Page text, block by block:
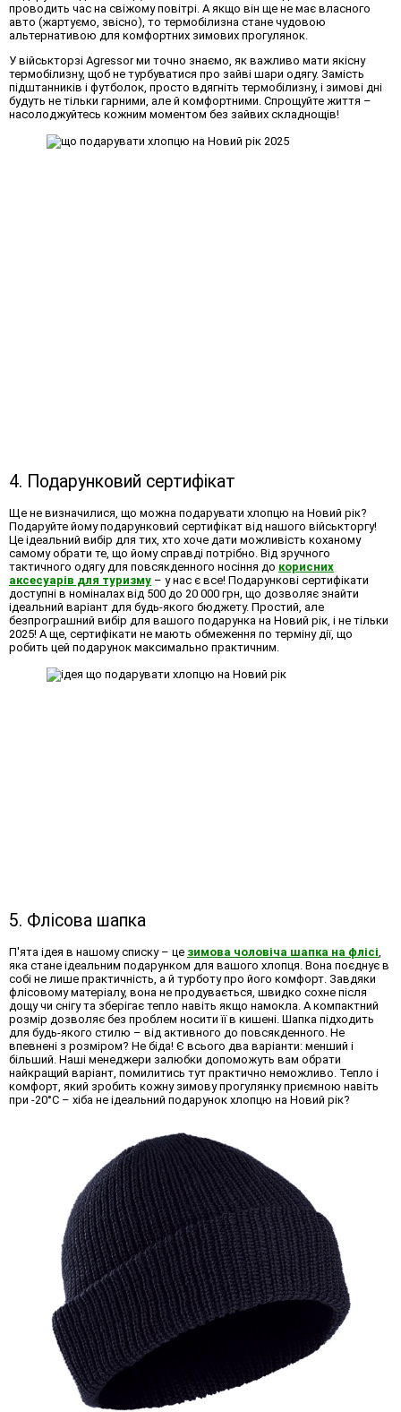
проводить час на свіжому повітрі. А якщо він ще не має власного
авто (жартуємо, звісно), то термобілизна стане чудовою
альтернативою для комфортних зимових прогулянок.
У військторзі Agressor ми точно знаємо, як важливо мати якісну
термобілизну, щоб не турбуватися про зайві шари одягу. Замість
підштанників і футболок, просто вдягніть термобілизну, і зимові дні
будуть не тільки гарними, але й комфортними. Спрощуйте життя –
насолоджуйтесь кожним моментом без зайвих складнощів!
4. Подарунковий сертифікат
Ще не визначилися, що можна подарувати хлопцю на Новий рік?
Подаруйте йому подарунковий сертифікат від нашого військторгу!
Це ідеальний вибір для тих, хто хоче дати можливість коханому
самому обрати те, що йому справді потрібно. Від зручного
тактичного одягу для повсякденного носіння до корисних
аксесуарів для туризму – у нас є все! Подарункові сертифікати
доступні в номіналах від 500 до 20 000 грн, що дозволяє знайти
ідеальний варіант для будь-якого бюджету. Простий, але
безпрограшний вибір для вашого подарунка на Новий рік, і не тільки
2025! А ще, сертифікати не мають обмеження по терміну дії, що
робить цей подарунок максимально практичним.
5. Флісова шапка
П'ята ідея в нашому списку – це зимова чоловіча шапка на флісі
яка стане ідеальним подарунком для вашого хлопця. Вона поєднує в
собі не лише практичність, а й турботу про його комфорт. Завдяки
флісовому матеріалу, вона не продувається, швидко сохне після
дощу чи снігу та зберігає тепло навіть якщо намокла. А компактний
розмір дозволяє без проблем носити її в кишені. Шапка підходить
для будь-якого стилю – від активного до повсякденного. Не
впевнені з розміром? Не біда! Є всього два варіанти: менший і
більший. Наші менеджери залюбки допоможуть вам обрати
найкращий варіант, помилитись тут практично неможливо. Тепло і
комфорт, який зробить кожну зимову прогулянку приємною навіть
при -20°C – хіба не ідеальний подарунок хлопцю на Новий рік?